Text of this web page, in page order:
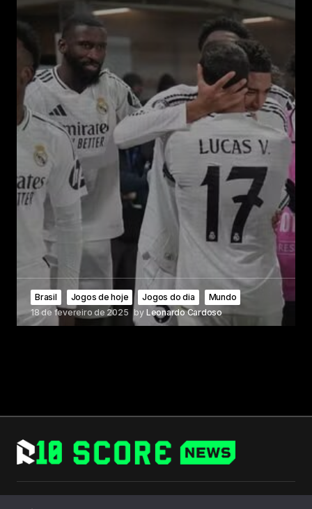
Brasil Jogos de hoje Jogos do dia
Mundo
18 de fevereiro de 2025 by Leonardo Cardoso